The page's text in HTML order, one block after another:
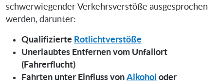
schwerwiegender Verkehrsverstöße ausgesprochen
werden, darunter:
Qualifizierte Rotlichtverstöße
Unerlaubtes Entfernen vom Unfallort
(Fahrerflucht)
Fahrten unter Einfluss vonAlkohol oder